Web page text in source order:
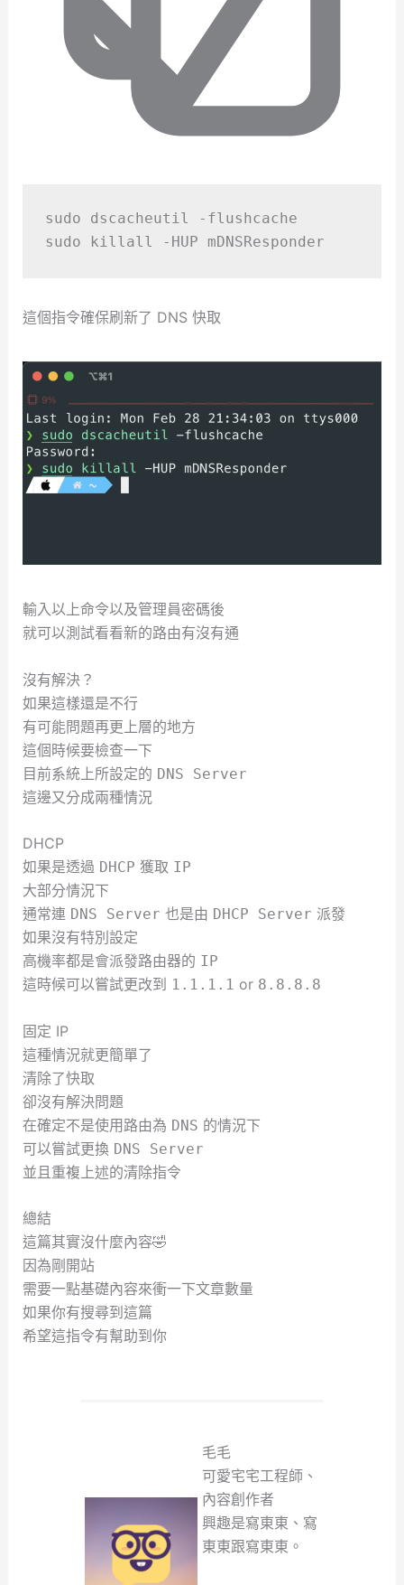
sudo dscacheutil
-flushcache
sudo
killall -HUP mDNSResponder
這個指令確保刷新了 DNS 快取
輸入以上命令以及管理員密碼後
就可以測試看看新的路由有沒有通
沒有解決？
如果這樣還是不行
有可能問題再更上層的地方
這個時候要檢查一下
目前系統上所設定的 DNS Server
這邊又分成兩種情況
DHCP
如果是透過 DHCP 獲取 IP
大部分情況下
通常連 DNS Server 也是由 DHCP Server 派發
如果沒有特別設定
高機率都是會派發路由器的 IP
這時候可以嘗試更改到 1.1.1.1 or 8.8.8.8
固定 IP
這種情況就更簡單了
清除了快取
卻沒有解決問題
在確定不是使用路由為 DNS 的情況下
可以嘗試更換 DNS Server
並且重複上述的清除指令
總結
這篇其實沒什麼內容🤣
因為剛開站
需要一點基礎內容來衝一下文章數量
如果你有搜尋到這篇
希望這指令有幫助到你
毛毛
可愛宅宅工程師、
內容創作者
興趣是寫東東、寫
東東跟寫東東。